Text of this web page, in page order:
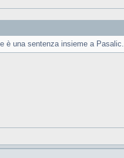
è una sentenza insieme a Pasalic.